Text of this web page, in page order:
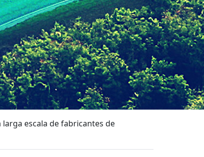
escala de fabricantes de